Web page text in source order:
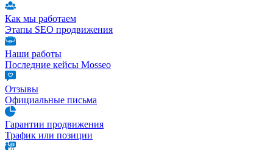
Как мы работаем
Этапы SEO продвижения
Наши работы
Последние кейсы Mosseo
Отзывы
Официальные письма
Гарантии продвижения
Трафик или позиции